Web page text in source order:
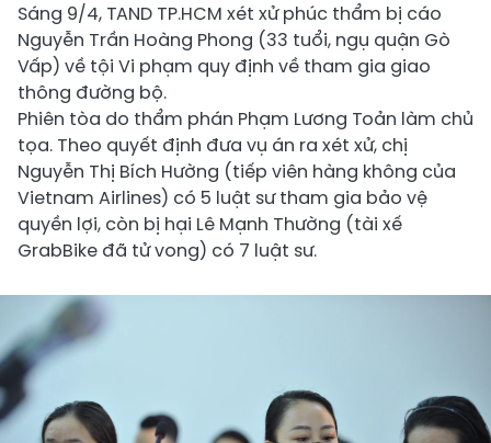
Sáng 9/4, TAND TP.HCM xét xử phúc thẩm bị cáo
Nguyễn Trần Hoàng Phong (33 tuổi, ngụ quận Gò
Vấp) về tội Vi phạm quy định về tham gia giao
thông đường bộ.
Phiên tòa do thẩm phán Phạm Lương Toản làm chủ
tọa. Theo quyết định đưa vụ án ra xét xử, chị
Nguyễn Thị Bích Hường (tiếp viên hàng không của
Vietnam Airlines) có 5 luật sư tham gia bảo vệ
quyền lợi, còn bị hại Lê Mạnh Thường (tài xế
GrabBike đã tử vong) có 7 luật sư.